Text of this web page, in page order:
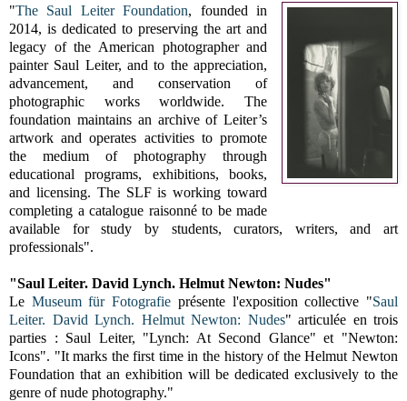
"The Saul Leiter Foundation, founded in
2014, is dedicated to preserving the art and
legacy of the American photographer and
painter Saul Leiter, and to the appreciation,
advancement, and conservation of
photographic works worldwide. The
foundation maintains an archive of Leiter’s
artwork and operates activities to promote
the medium of photography through
educational programs, exhibitions, books,
and licensing. The SLF is working toward
completing a catalogue raisonné to be made
available for study by students, curators, writers, and art
professionals".
"Saul Leiter. David Lynch. Helmut Newton: Nudes"
Le Museum für Fotografie présente l'exposition collective "Saul
Leiter. David Lynch. Helmut Newton: Nudes" articulée en trois
parties : Saul Leiter, "Lynch: At Second Glance" et "Newton:
Icons". "It marks the first time in the history of the Helmut Newton
Foundation that an exhibition will be dedicated exclusively to the
genre of nude photography."